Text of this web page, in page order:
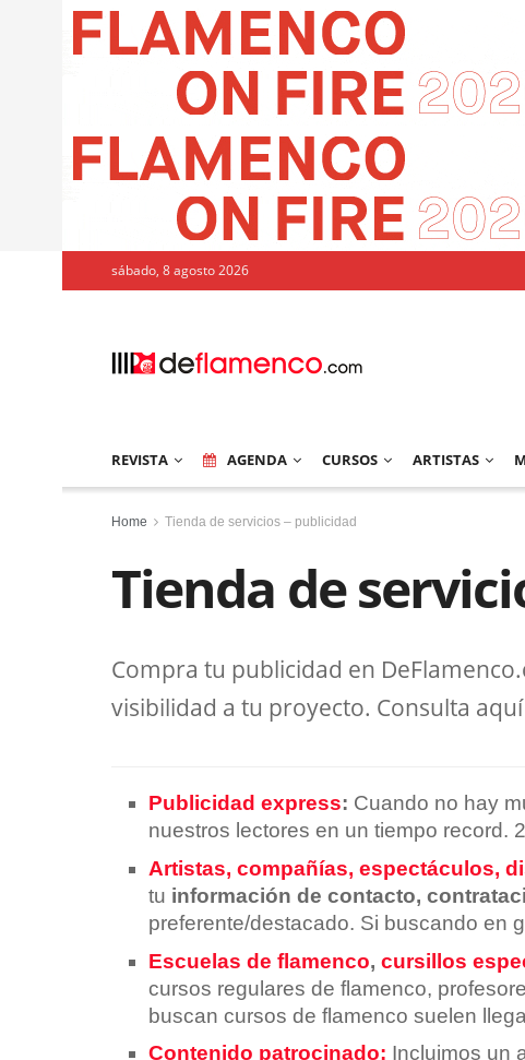
sábado, 8 agosto 2026
REVISTA AGENDA CURSOS ARTISTAS
Home Tienda de servicios – publicidad
Tienda de
Compra tu publicidad en
visibilidad a tu proyecto. Consulta
Publicidad express: Cuando no hay
nuestros lectores en un tiempo record.
Artistas, compañías, espectáculos,
tu información de contacto,
preferente/destacado. Si buscando en
Escuelas de flamenco,cursillos
cursos regulares de flamenco,
buscan cursos de flamenco suelen
Contenido patrocinado: Incluimos un